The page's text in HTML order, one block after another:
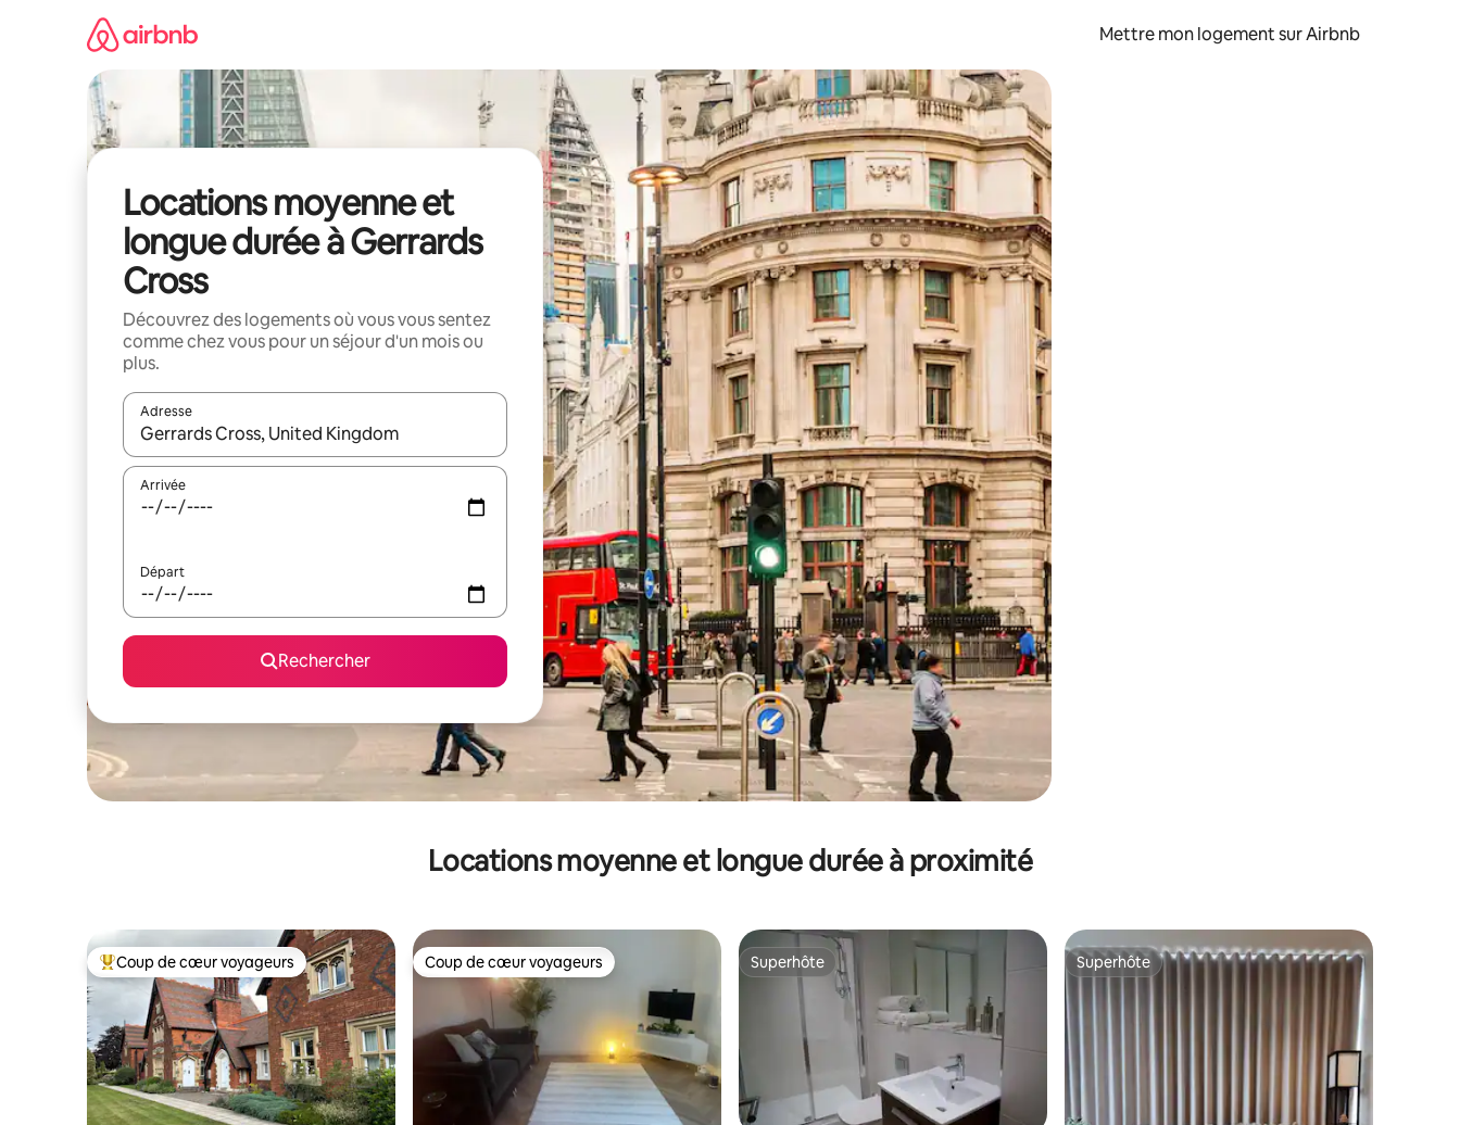
Mettre mon logement sur Airbnb
Locations moyenne et
longue durée à Gerrards
Cross
Découvrez des logements où vous vous sentez
comme chez vous pour un séjour d'un mois ou
plus.
Adresse
Lorsque les résultats s'affichent, utilisez les flèches vers le haut et vers le bas pour les parcourir ou en appuyant et en faisant glisser.
Arrivée
Départ
Rechercher
Locations moyenne et longue durée à proximité
Coups de cœur voyageurs les plus appréciés
Coup de cœur voyageurs Coup de cœur voyageurs
Coup de cœur voyageurs Superhôte
Superhôte Superhôte
Superhôte